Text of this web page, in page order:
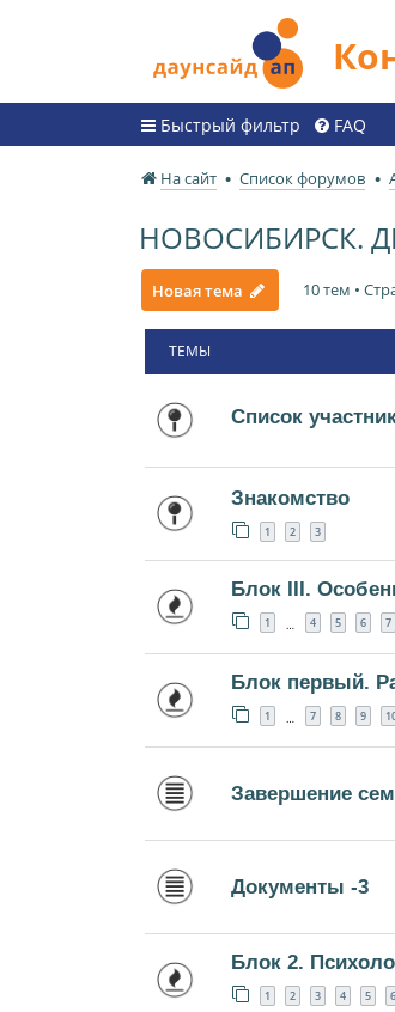
Быстрый фильтр FAQ
На сайт Список форумов
НОВОСИБИРСК.
Новая тема 10 тем •
ТЕМЫ
Список
Знакомство
1 2 3
Блок III.
1 4 5 6 7
Блок первый.
1 7 8 9
Завершение
Документы -3
Блок 2.
1 2 3 4 5 6